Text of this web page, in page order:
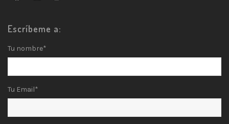
Escríbeme a:
Tu nombre*
Tu Email*